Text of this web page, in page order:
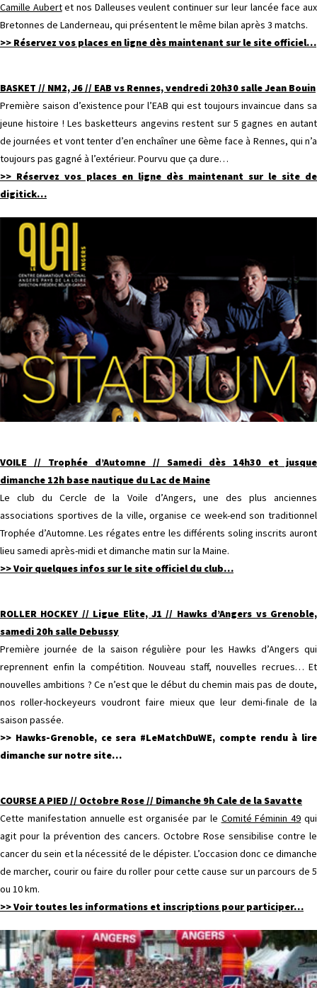
Camille Aubertet nos Dalleuses veulent continuer sur leur lancée face aux
Bretonnes de Landerneau, qui présentent le même bilan après 3 matchs.
>> Réservez vos places en ligne dès maintenant sur le site officiel…
BASKET // NM2, J6 // EAB vs Rennes, vendredi 20h30 salle Jean Bouin
Première saison d’existence pour l’EAB qui est toujours invaincue dans sa
jeune histoire ! Les basketteurs angevins restent sur 5 gagnes en autant
de journées et vont tenter d’en enchaîner une 6ème face à Rennes, qui n’a
toujours pas gagné à l’extérieur. Pourvu que ça dure…
>> Réservez vos places en ligne dès maintenant sur le site de
digitick…
VOILE // Trophée d’Automne // Samedi dès 14h30 et jusque
dimanche 12h base nautique du Lac de Maine
Le club du Cercle de la Voile d’Angers, une des plus anciennes
associations sportives de la ville, organise ce week-end son traditionnel
Trophée d’Automne. Les régates entre les différents soling inscrits auront
lieu samedi après-midi et dimanche matin sur la Maine.
>> Voir quelques infos sur le site officiel du club…
ROLLER HOCKEY // Ligue Elite, J1 // Hawks d’Angers vs Grenoble,
samedi 20h salle Debussy
Première journée de la saison régulière pour les Hawks d’Angers qui
reprennent enfin la compétition. Nouveau staff, nouvelles recrues… Et
nouvelles ambitions ? Ce n’est que le début du chemin mais pas de doute,
nos roller-hockeyeurs voudront faire mieux que leur demi-finale de la
saison passée.
>> Hawks-Grenoble, ce sera #LeMatchDuWE, compte rendu à lire
dimanche sur notre site…
COURSE A PIED // Octobre Rose // Dimanche 9h Cale de la Savatte
Cette manifestation annuelle est organisée par le Comité Féminin 49 qui
agit pour la prévention des cancers. Octobre Rose sensibilise contre le
cancer du sein et la nécessité de le dépister. L’occasion donc ce dimanche
de marcher, courir ou faire du roller pour cette cause sur un parcours de 5
ou 10 km.
>> Voir toutes les informations et inscriptions pour participer…